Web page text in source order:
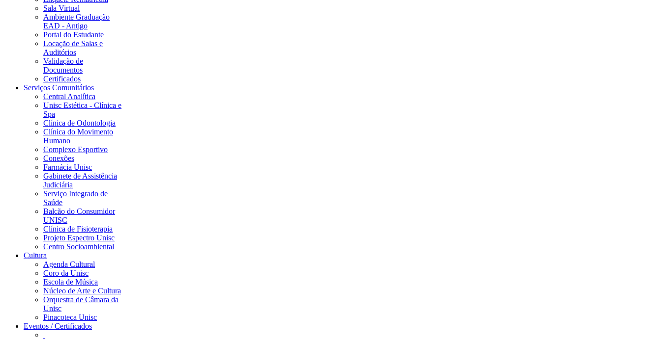
Sala Virtual
Ambiente Graduação
EAD - Antigo
Portal do Estudante
Locação de Salas e
Auditórios
Validação de
Documentos
Certificados
Serviços Comunitários
Central Analítica
Unisc Estética - Clínica e
Spa
Clínica de Odontologia
Clínica do Movimento
Humano
Complexo Esportivo
Conexões
Farmácia Unisc
Gabinete de Assistência
Judiciária
Serviço Integrado de
Saúde
Balcão do Consumidor
UNISC
Clínica de Fisioterapia
Projeto Espectro Unisc
Centro Socioambiental
Cultura
Agenda Cultural
Coro da Unisc
Escola de Música
Núcleo de Arte e Cultura
Orquestra de Câmara da
Unisc
Pinacoteca Unisc
Eventos / Certificados